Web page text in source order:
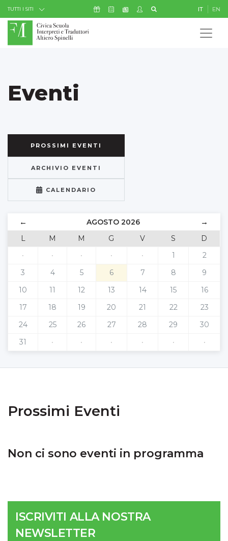
Skip to Content
TUTTI I SITI Icona Sostienici
Icona Calendario Eventi
Icona Newsletter
Icona My Civica IT EN
Eventi
PROSSIMI EVENTI
ARCHIVIO EVENTI
CALENDARIO
← AGOSTO 2026 →
L M M G V S
D
·
· · · · 1
2
3
4 5 6 7 8
9
10
11 12 13 14 15
16
17
18 19 20 21 22
23
24
25 26 27 28 29
30
31
· · · · · ·
Prossimi Eventi
Non ci sono eventi in programma
ISCRIVITI ALLA NOSTRA
NEWSLETTER